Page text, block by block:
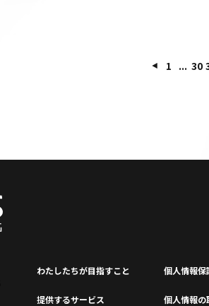
1 ... 30
わたしたちが⽬指すこと
提供するサービス
個⼈情報保
個⼈情報の